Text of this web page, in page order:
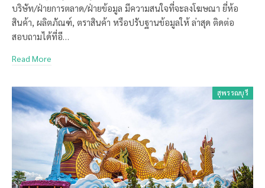
บริษัท/ฝ่ายการตลาด/ฝ่ายข้อมูล มีความสนใจที่จะลงโฆษณา ยี่ห้อ
สินค้า, ผลิตภัณฑ์, ตราสินค้า หรือปรับฐานข้อมูลให้ ล่าสุด ติดต่อ
สอบถามได้ที่อี…
Read More
สุพรรณบุรี